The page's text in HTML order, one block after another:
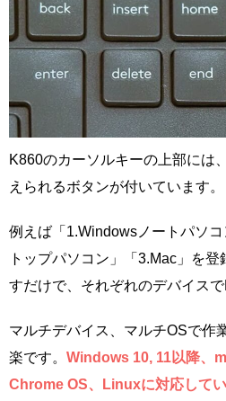
K860のカーソルキーの上部には
えられるボタンが付いています。
例えば「1.Windowsノートパソ
トップパソコン」「3.Mac」を
すだけで、それぞれのデバイスで
マルチデバイス、マルチOSで作
楽です。 Windows 10, 11以降、
Chrome OS、Linuxに対応してい